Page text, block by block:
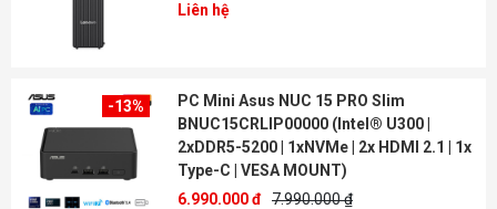
Liên hệ
-13%
PC Mini Asus NUC 15 PRO Slim
BNUC15CRLIP00000 (Intel® U300 |
2xDDR5-5200 | 1xNVMe | 2x HDMI 2.1 | 1x
Type-C | VESA MOUNT)
6.990.000 đ 7.990.000 ₫